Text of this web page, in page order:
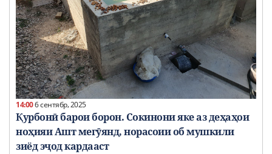
14:006 сентябр, 2025
Қурбонӣ барои борон. Сокинони яке аз деҳаҳои
ноҳияи Ашт мегӯянд, норасоии об мушкили
зиёд эҷод кардааст